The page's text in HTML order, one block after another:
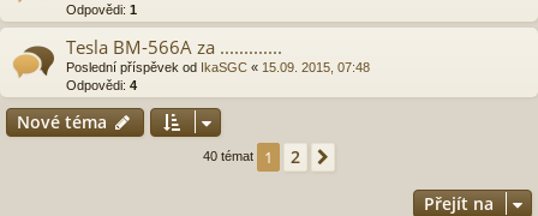
Odpovědi: 1
Tesla BM-566A za .............
Poslední příspěvek od IkaSGC « 15.09. 2015, 07:48
Odpovědi: 4
Nové téma
40 témat 1 2
Přejít na